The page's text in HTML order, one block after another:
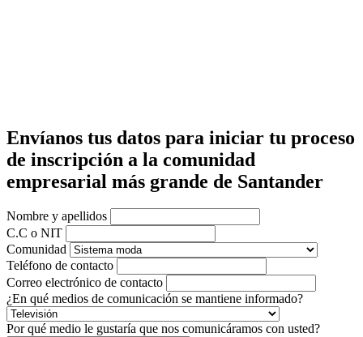
Envíanos tus datos para iniciar tu proceso
de inscripción a la comunidad
empresarial más grande de Santander
Nombre y apellidos
C.C o NIT
Comunidad
Teléfono de contacto
Correo electrónico de contacto
¿En qué medios de comunicación se mantiene informado?
Por qué medio le gustaría que nos comunicáramos con usted?